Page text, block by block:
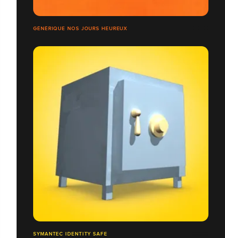
GÉNÉRIQUE NOS JOURS HEUREUX
SYMANTEC IDENTITY SAFE